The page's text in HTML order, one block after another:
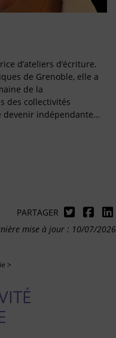
d’ateliers d’écriture.
de Grenoble, elle a
de la
des collectivités
devenir indépendante…
PARTAGER
mise à jour : 10/07/2026
>